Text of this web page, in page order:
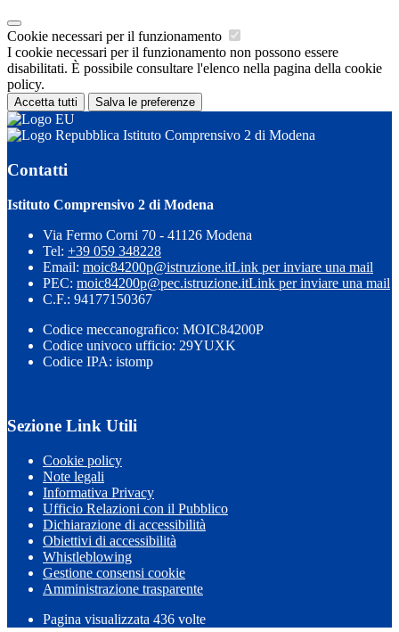
Cookie necessari per il funzionamento
I cookie necessari per il funzionamento non possono essere
disabilitati. È possibile consultare l'elenco nella pagina della cookie
policy.
Accetta tutti Salva le preferenze
Istituto Comprensivo 2 di Modena
Contatti
Istituto Comprensivo 2 di Modena
Via Fermo Corni 70 - 41126 Modena
Tel: +39 059 348228
Email: moic84200p@istruzione.itLink per inviare una mail
PEC: moic84200p@pec.istruzione.itLink per inviare una mail
C.F.: 94177150367
Codice meccanografico: MOIC84200P
Codice univoco ufficio: 29YUXK
Codice IPA: istomp
Sezione Link Utili
Cookie policy
Note legali
Informativa Privacy
Ufficio Relazioni con il Pubblico
Dichiarazione di accessibilità
Obiettivi di accessibilità
Whistleblowing
Gestione consensi cookie
Amministrazione trasparente
Pagina visualizzata 436 volte